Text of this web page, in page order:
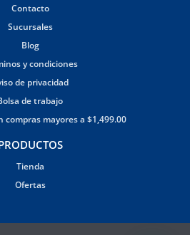
Contacto
Sucursales
Blog
y condiciones
de privacidad
de trabajo
compras mayores a $1,499.00
Tienda
Ofertas